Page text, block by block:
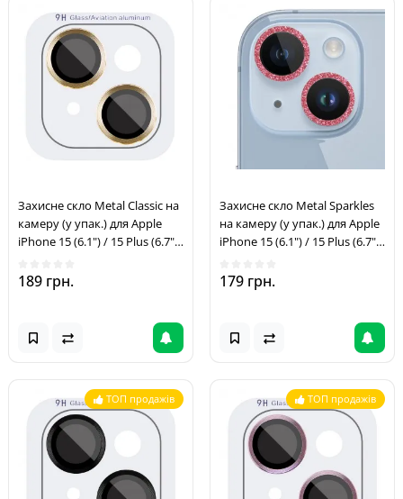
Захисне скло Metal Classic на
камеру (у упак.) для Apple
iPhone 15 (6.1") / 15 Plus (6.7")
189 грн.
Захисне скло Metal Sparkles
на камеру (у упак.) для Apple
iPhone 15 (6.1") / 15 Plus (6.7")
179 грн.
ТОП продажів ТОП продажів